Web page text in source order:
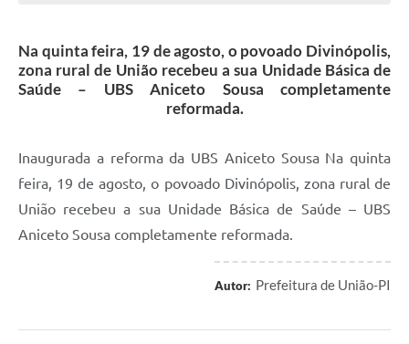
Na quinta feira, 19 de agosto, o povoado Divinópolis,
zona rural de União recebeu a sua Unidade Básica de
Saúde – UBS Aniceto Sousa completamente
reformada.
Inaugurada a reforma da UBS Aniceto Sousa Na quinta
feira, 19 de agosto, o povoado Divinópolis, zona rural de
União recebeu a sua Unidade Básica de Saúde – UBS
Aniceto Sousa completamente reformada.
Autor: Prefeitura de União-PI